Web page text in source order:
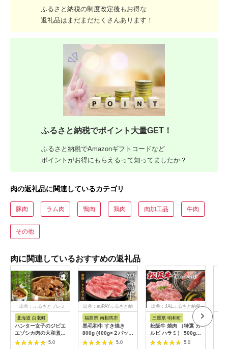
ふるさと納税の制度改定後もお得な
返礼品はまだまだたくさんあります！
ふるさと納税でポイント大量GET！
ふるさと納税でAmazonギフトコードなど
ポイントがお得にもらえるって知ってましたか？
肉の返礼品に関連しているカテゴリ
豚肉 ラム肉 鴨肉 鶏肉 肉加工品 牛肉
その他
肉に関連しているおすすめの返礼品
出典：ふるさとプレミ
北海道 白老町
ハンター女子のジビエ
エゾシカ肉の大和煮 6
缶セット AI0335.0
出典：auPAYふるさと納
福島県 南相馬市
黒毛和牛 すき焼き
800g (400g×２パッ
ク) 福島牛 | 国産 肉
和牛 牛肉 霜降り 赤身
5.0
出典：JALふるさと納税
三重県 明和町
松阪牛 焼肉 （特選 カ
ルビ ハラミ） 500g
肉 牛 牛肉 和牛 ブラ
ンド牛 高級 国産 霜降
5.0